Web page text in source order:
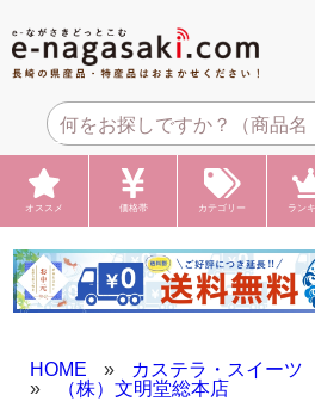
オススメ 価格帯 カテゴリー ラン
HOME » カステラ・スイーツ
»
（株）文明堂総本店